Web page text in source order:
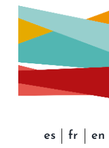
Saltar
contenido
es fr en